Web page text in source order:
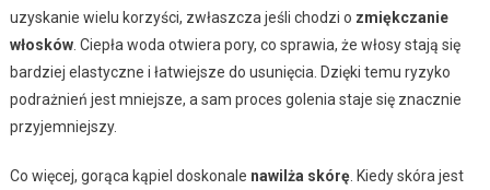
uzyskanie wielu korzyści, zwłaszcza jeśli chodzi o zmiękczanie
włosków. Ciepła woda otwiera pory, co sprawia, że włosy stają się
bardziej elastyczne i łatwiejsze do usunięcia. Dzięki temu ryzyko
podrażnień jest mniejsze, a sam proces golenia staje się znacznie
przyjemniejszy.
Co więcej, gorąca kąpiel doskonale nawilża skórę. Kiedy skóra jest